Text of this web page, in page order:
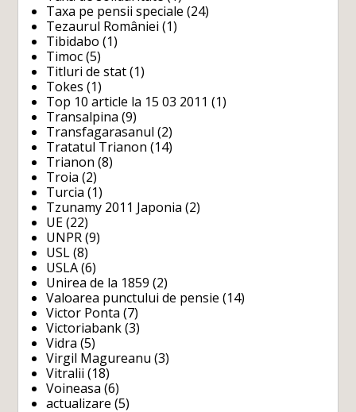
Taxa pe pensii speciale (24)
Tezaurul României (1)
Tibidabo (1)
Timoc (5)
Titluri de stat (1)
Tokes (1)
Top 10 article la 15 03 2011 (1)
Transalpina (9)
Transfagarasanul (2)
Tratatul Trianon (14)
Trianon (8)
Troia (2)
Turcia (1)
Tzunamy 2011 Japonia (2)
UE (22)
UNPR (9)
USL (8)
USLA (6)
Unirea de la 1859 (2)
Valoarea punctului de pensie (14)
Victor Ponta (7)
Victoriabank (3)
Vidra (5)
Virgil Magureanu (3)
Vitralii (18)
Voineasa (6)
actualizare (5)